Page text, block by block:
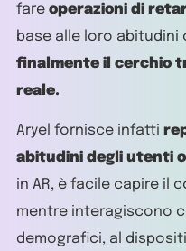
fare operazioni di
base alle loro abitudini
finalmente il cerchio
reale.
Aryel fornisce infatti
abitudini degli utenti
in AR, è facile capire il
mentre interagiscono
demografici, al